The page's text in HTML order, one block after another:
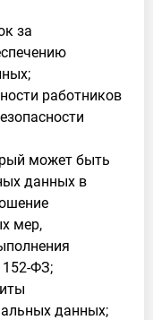
за
работников
может быть
данных в
мер,
152-ФЗ;
данных;